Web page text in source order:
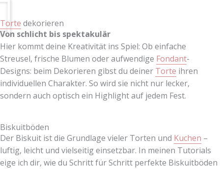
Torte dekorieren
Von schlicht bis spektakulär
Hier kommt deine Kreativität ins Spiel: Ob einfache
Streusel, frische Blumen oder aufwendige Fondant-
Designs: beim Dekorieren gibst du deiner Torte ihren
individuellen Charakter. So wird sie nicht nur lecker,
sondern auch optisch ein Highlight auf jedem Fest.
Biskuitböden
Der Biskuit ist die Grundlage vieler Torten und Kuchen –
luftig, leicht und vielseitig einsetzbar. In meinen Tutorials
eige ich dir, wie du Schritt für Schritt perfekte Biskuitböden